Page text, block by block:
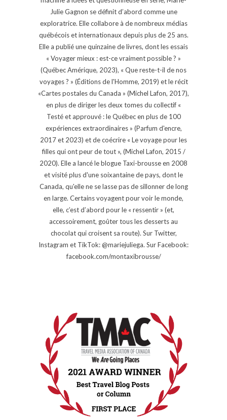
Julie Gagnon se définit d’abord comme une
exploratrice. Elle collabore à de nombreux médias
québécois et internationaux depuis plus de 25 ans.
Elle a publié une quinzaine de livres, dont les essais
« Voyager mieux : est-ce vraiment possible ? »
(Québec Amérique, 2023), « Que reste-t-il de nos
voyages ? » (Éditions de l'Homme, 2019) et le récit
«Cartes postales du Canada » (Michel Lafon, 2017),
en plus de diriger les deux tomes du collectif «
Testé et approuvé : le Québec en plus de 100
expériences extraordinaires » (Parfum d'encre,
2017 et 2023) et de coécrire « Le voyage pour les
filles qui ont peur de tout », (Michel Lafon, 2015 /
2020). Elle a lancé le blogue Taxi-brousse en 2008
et visité plus d'une soixantaine de pays, dont le
Canada, qu'elle ne se lasse pas de sillonner de long
en large. Certains voyagent pour voir le monde,
elle, c’est d’abord pour le « ressentir » (et,
accessoirement, goûter tous les desserts au
chocolat qui croisent sa route). Sur Twitter,
Instagram et TikTok: @mariejuliega. Sur Facebook:
facebook.com/montaxibrousse/